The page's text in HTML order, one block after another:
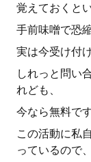
覚えておくと
手前味噌で恐
実は今受け付
しれっと問い
れども、
今なら無料で
この活動に私
っているので、